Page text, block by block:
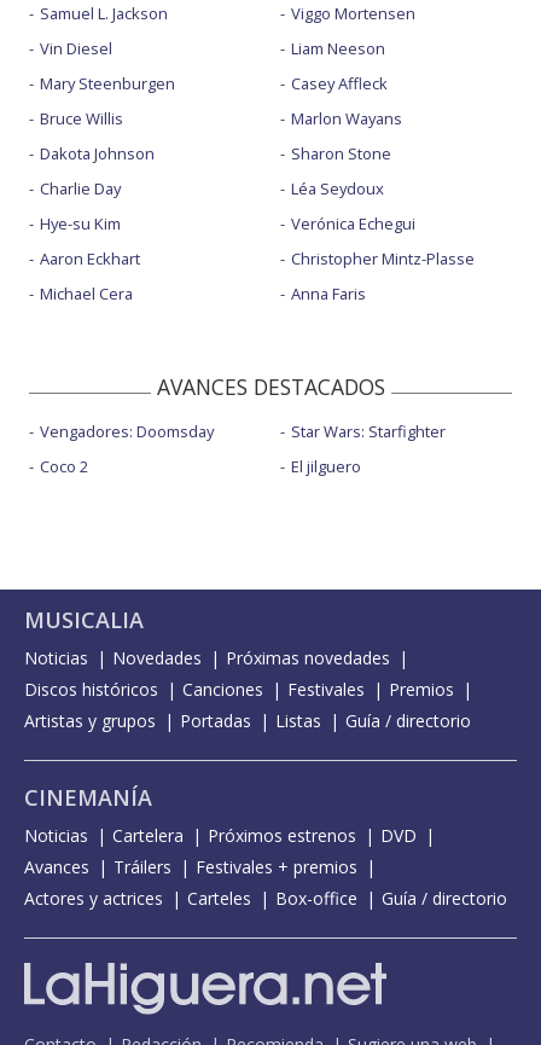
Samuel L. Jackson
Vin Diesel
Mary Steenburgen
Bruce Willis
Dakota Johnson
Charlie Day
Hye-su Kim
Aaron Eckhart
Michael Cera
Viggo Mortensen
Liam Neeson
Casey Affleck
Marlon Wayans
Sharon Stone
Léa Seydoux
Verónica Echegui
Christopher Mintz-Plasse
Anna Faris
AVANCES DESTACADOS
Vengadores: Doomsday
Coco 2
Star Wars: Starfighter
El jilguero
MUSICALIA
Noticias Novedades
Próximas novedades
Discos históricos
Canciones Festivales
Premios
Artistas y grupos
Portadas Listas Guía / directorio
CINEMANÍA
Noticias Cartelera Próximos estrenos
DVD
Avances
Tráilers
Festivales + premios
Actores y actrices
Carteles Box-office Guía / directorio